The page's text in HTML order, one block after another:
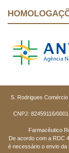
S. Rodrigues
CNPJ: 82459116/
Farmacêutico
De acordo com a RDC
é necessário o envio da